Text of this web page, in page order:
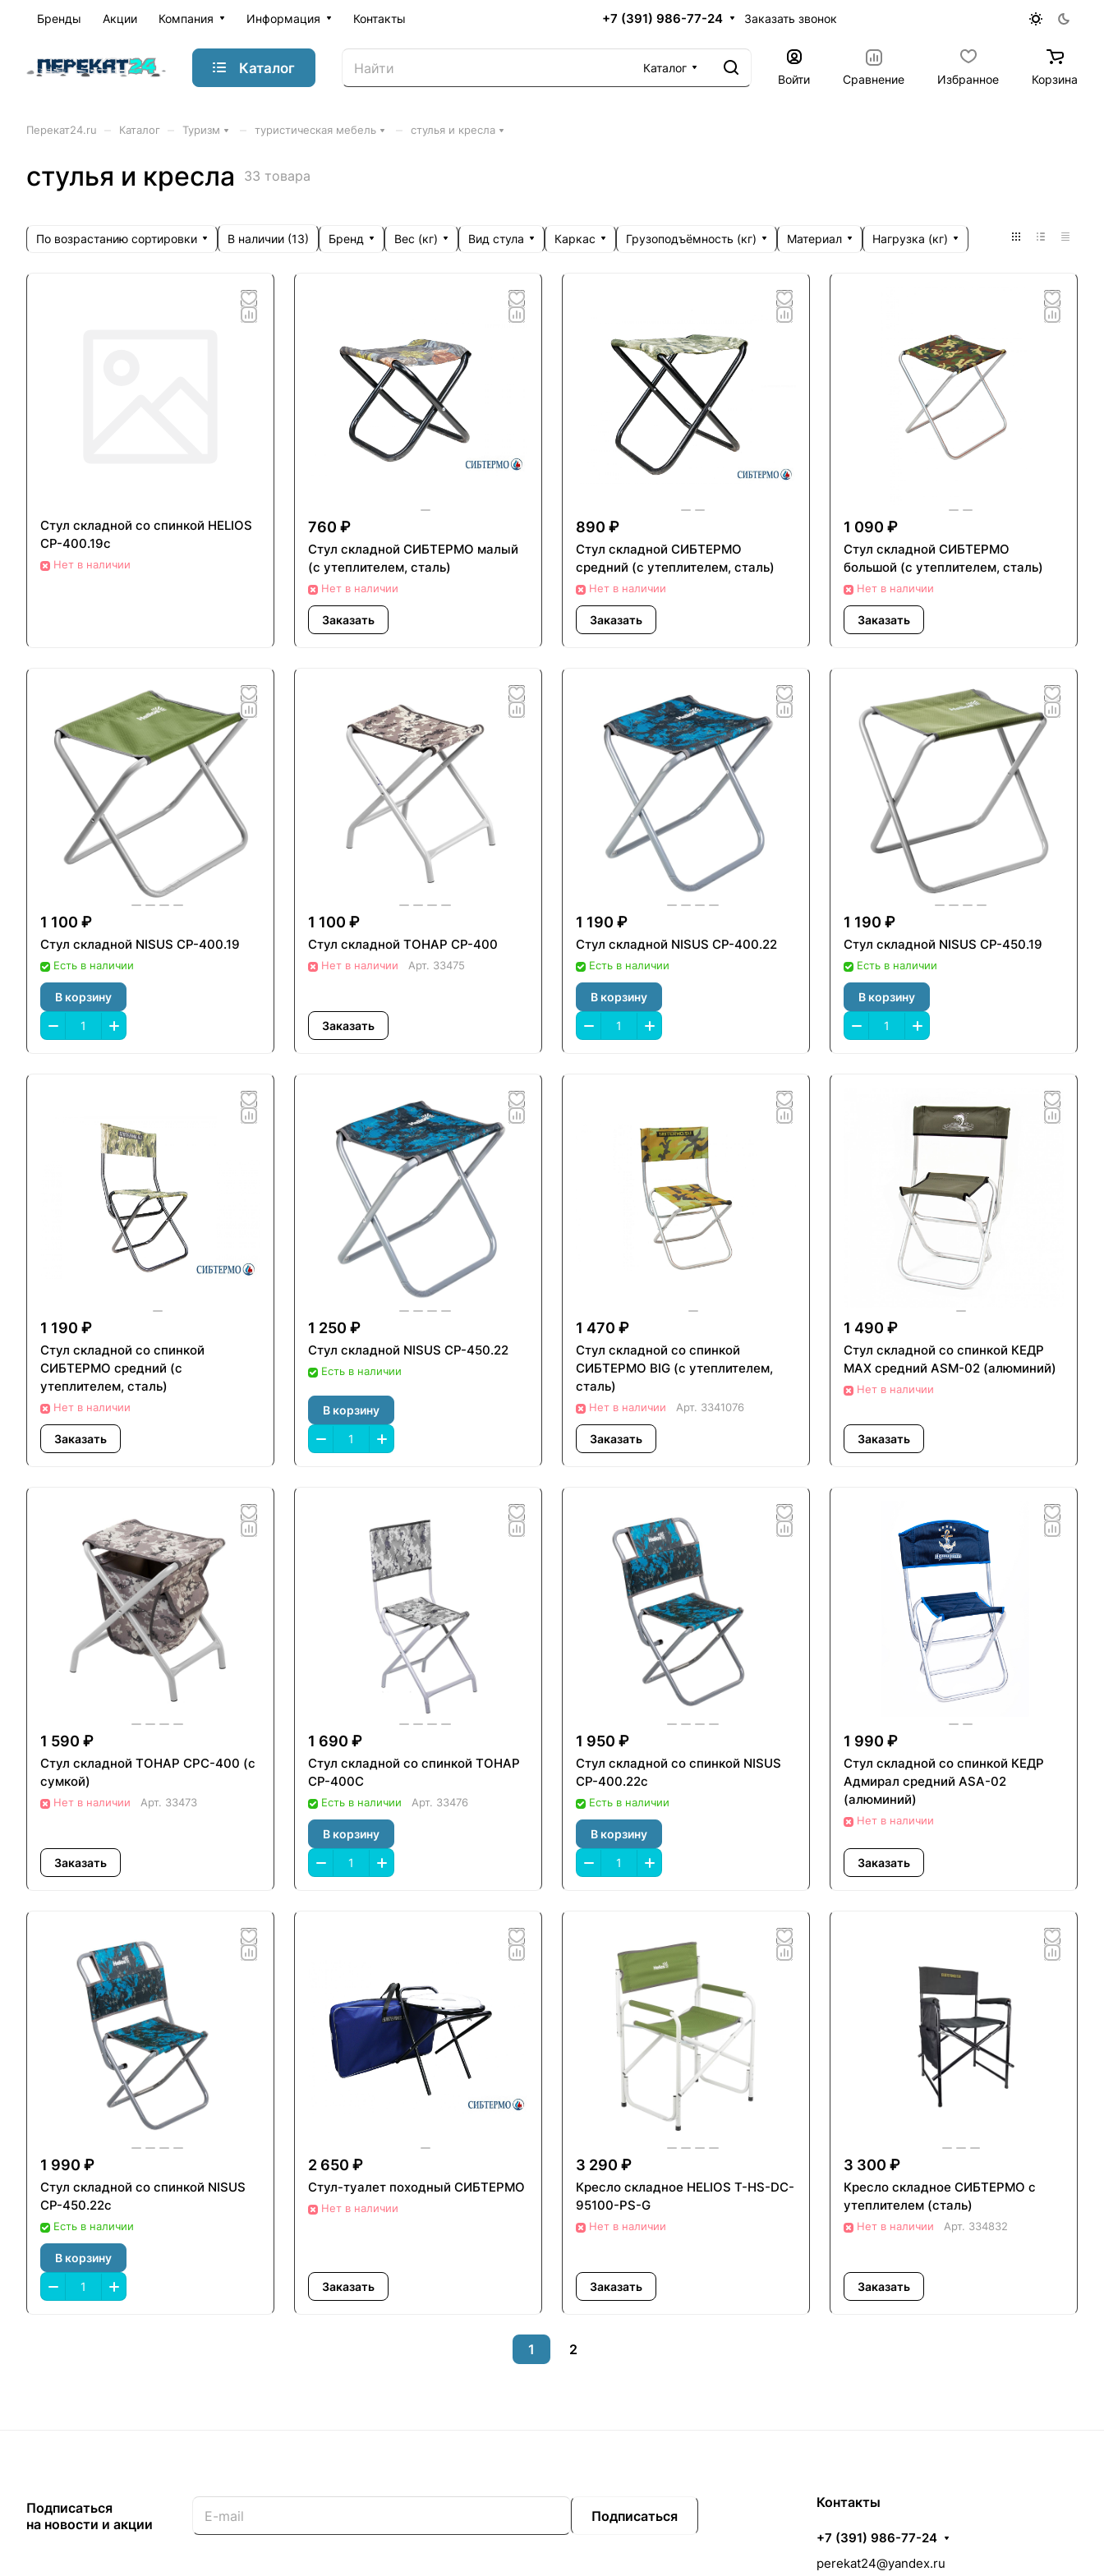
Бренды Акции Компания Информация Контакты +7 (391) 986-77-24 Заказать звонок
Каталог
Каталог
Войти
Сравнение Избранное Корзина
Перекат24.ru Каталог Туризм туристическая мебель стулья и кресла
стулья и кресла 33 товара
По возрастанию сортировки В наличии (13) Бренд Вес (кг) Вид стула Каркас Грузоподъёмность (кг) Материал Нагрузка (кг)
Стул складной со спинкой HELIOS
СР-400.19с
Нет в наличии
760 ₽
Стул складной СИБТЕРМО малый
(с утеплителем, сталь)
Нет в наличии
Заказать
890 ₽
Стул складной СИБТЕРМО
средний (с утеплителем, сталь)
Нет в наличии
Заказать
1 090 ₽
Стул складной СИБТЕРМО
большой (с утеплителем, сталь)
Нет в наличии
Заказать
1 100 ₽
Стул складной NISUS СР-400.19
Есть в наличии
В корзину
1 100 ₽
Стул складной ТОНАР СР-400
Нет в наличии Арт. 33475
Заказать
1 190 ₽
Стул складной NISUS СР-400.22
Есть в наличии
В корзину
1 190 ₽
Стул складной NISUS СР-450.19
Есть в наличии
В корзину
1 190 ₽
Стул складной со спинкой
СИБТЕРМО средний (с
утеплителем, сталь)
Нет в наличии
Заказать
1 250 ₽
Стул складной NISUS СР-450.22
Есть в наличии
В корзину
1 470 ₽
Стул складной со спинкой
СИБТЕРМО BIG (с утеплителем,
сталь)
Нет в наличии Арт. 3341076
Заказать
1 490 ₽
Стул складной со спинкой КЕДР
MAX средний ASM-02 (алюминий)
Нет в наличии
Заказать
1 590 ₽
Стул складной ТОНАР СРС-400 (с
сумкой)
Нет в наличии Арт. 33473
Заказать
1 690 ₽
Стул складной со спинкой ТОНАР
СР-400С
Есть в наличии Арт. 33476
В корзину
1 950 ₽
Стул складной со спинкой NISUS
СР-400.22с
Есть в наличии
В корзину
1 990 ₽
Стул складной со спинкой КЕДР
Адмирал средний ASА-02
(алюминий)
Нет в наличии
Заказать
1 990 ₽
Стул складной со спинкой NISUS
СР-450.22с
Есть в наличии
В корзину
2 650 ₽
Стул-туалет походный СИБТЕРМО
Нет в наличии
Заказать
3 290 ₽
Кресло складное HELIOS T-HS-DC-
95100-PS-G
Нет в наличии
Заказать
3 300 ₽
Кресло складное СИБТЕРМО с
утеплителем (сталь)
Нет в наличии Арт. 334832
Заказать
1 2
Подписаться
на новости и акции
Подписаться
Контакты
+7 (391) 986-77-24
perekat24@yandex.ru